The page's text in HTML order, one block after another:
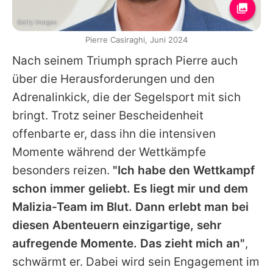
Nach seinem Triumph sprach Pierre auch
über die Herausforderungen und den
Adrenalinkick, die der Segelsport mit sich
bringt. Trotz seiner Bescheidenheit
offenbarte er, dass ihn die intensiven
Momente während der Wettkämpfe
besonders reizen. "Ich habe den Wettkampf
schon immer geliebt. Es liegt mir und dem
Malizia-Team im Blut. Dann erlebt man bei
diesen Abenteuern einzigartige, sehr
aufregende Momente. Das zieht mich an",
schwärmt er. Dabei wird sein Engagement im
Getty Images
Pierre Casiraghi, Juni 2024